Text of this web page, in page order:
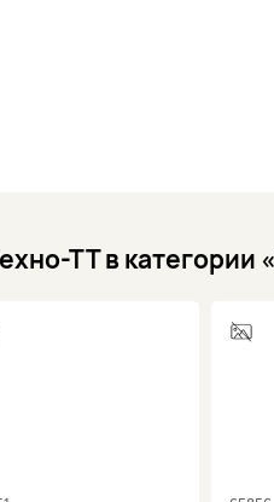
ТТ в категории